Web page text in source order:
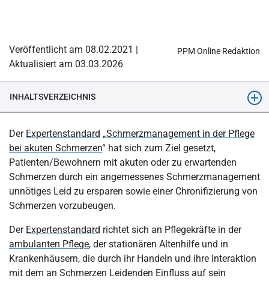
Veröffentlicht am 08.02.2021 |
Aktualisiert am 03.03.2026
PPM Online Redaktion
INHALTSVERZEICHNIS
Grundlagen des Schmerzmanagements: Kann man Schmerzen
messen?
Schmerzmanagement in der Pflege
Fragebogen: Audit Expertenstandard „Schmerzmanagement in
der Pflege“
4 Schritte zur Implementierung des Expertenstandards
Schmerzmanagement
Schmerzmanagement in der Pflege: Maßnahmen
Der Expertenstandard „Schmerzmanagement in der Pflege
bei akuten Schmerzen“ hat sich zum Ziel gesetzt,
Patienten/Bewohnern mit akuten oder zu erwartenden
Schmerzen durch ein angemessenes Schmerzmanagement
unnötiges Leid zu ersparen sowie einer Chronifizierung von
Schmerzen vorzubeugen.
Der Expertenstandard richtet sich an Pflegekräfte in der
ambulanten Pflege, der stationären Altenhilfe und in
Krankenhäusern, die durch ihr Handeln und ihre Interaktion
mit dem an Schmerzen Leidenden Einfluss auf sein